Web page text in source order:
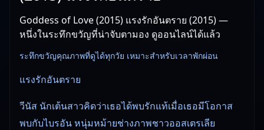
Goddess of Love (2015) แรงรักอันตราย (2015) —
หนึ่งในระทึกขวัญที่น่าจับตามอง ดูออนไลน์ได้แล้ว
ระทึกขวัญคุณภาพที่ดูได้ทุกวัย เหมาะสำหรับเวลาพักผ่อน
แรงรักอันตราย
วีนัส นักเต้นสาวคิดว่าเธอได้พบรักแท้เมื่อเธอมีโอกาส
พบกับไบรอัน หนุ่มหม้ายช่างภาพชาวออสเตรเลีย